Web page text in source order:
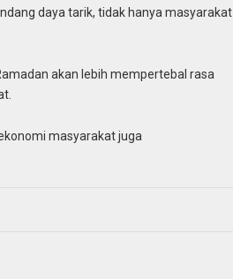
daya tarik, tidak hanya masyarakat
akan lebih mempertebal rasa
masyarakat juga